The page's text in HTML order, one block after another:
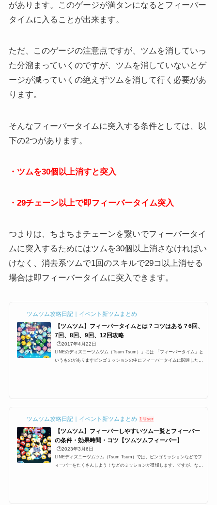
があります。このゲージが満タンになるとフィーバー
タイムに入ることが出来ます。
ただ、このゲージの注意点ですが、ツムを消していっ
た分溜まっていくのですが、ツムを消していないとゲ
ージが減っていくの絶えずツムを消して行く必要があ
ります。
そんなフィーバータイムに突入する条件としては、以
下の2つがあります。
・ツムを30個以上消すと突入
・29チェーン以上で即フィーバータイム突入
つまりは、ちまちまチェーンを繋いでフィーバータイ
ムに突入するためにはツムを30個以上消さなければい
けなく、消去系ツムで1回のスキルで29コ以上消せる
場合は即フィーバータイムに突入できます。
ツムツム攻略日記｜イベント新ツムまとめ
【ツムツム】フィーバータイムとは？コツはある？6回、
7回、8回、9回、12回攻略
🕒️2017年4月22日
LINEのディズニーツムツム（Tsum Tsum）」には 「フィーバータイム」と
いうものがありますビンゴミッションの中にフィーバータイムに関連したミ
ツムツム攻略日記｜イベント新ツムまとめ 1 User
【ツムツム】フィーバーしやすいツム一覧とフィーバー
の条件・効果時間・コツ【ツムツムフィーバー】
🕒️2023年3月6日
LINEディズニーツムツム（Tsum Tsum）では、ビンゴミッションなどでフ
ィーバーをたくさんしよう！などのミッションが登場します。ですが、なか